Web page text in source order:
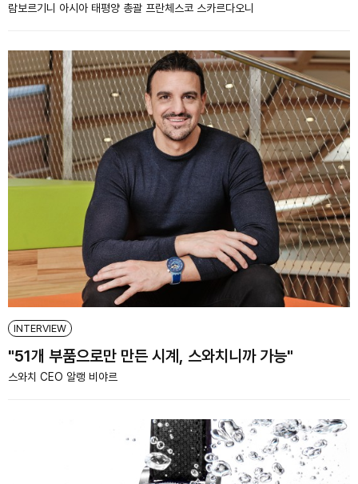
람보르기니 아시아 태평양 총괄 프란체스코 스카르다오니
INTERVIEW
"51개 부품으로만 만든 시계, 스와치니까 가능"
스와치 CEO 알랭 비야르